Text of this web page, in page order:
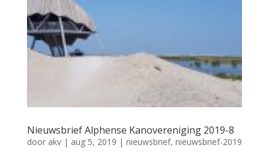
Nieuwsbrief Alphense Kanovereniging 2019-8
door akv| aug 5, 2019 | nieuwsbrief, nieuwsbrief-2019